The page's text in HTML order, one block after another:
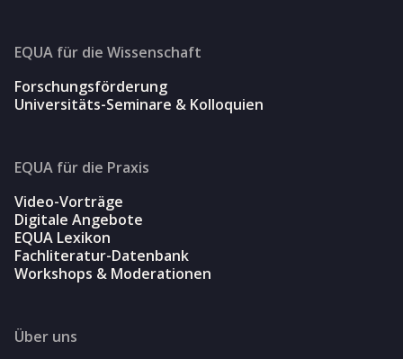
EQUA für die Wissenschaft
Forschungsförderung
Universitäts-Seminare & Kolloquien
EQUA für die Praxis
Video-Vorträge
Digitale Angebote
EQUA Lexikon
Fachliteratur-Datenbank
Workshops & Moderationen
Über uns